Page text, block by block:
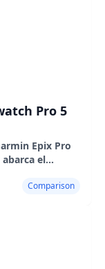
Pro 5
Epix Pro
el
Comparison